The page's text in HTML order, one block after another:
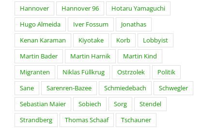
Hannover
Hannover 96
Hotaru Yamaguchi
Hugo Almeida
Iver Fossum
Jonathas
Kenan Karaman
Kiyotake Korb
Lobbyist
Martin Bader
Martin Harnik
Martin Kind
Migranten
Niklas Füllkrug Ostrzolek
Politik
Sane
Sarenren-Bazee Schmiedebach
Schwegler
Sebastian Maier
Sobiech Sorg
Stendel
Strandberg
Thomas Schaaf
Tschauner